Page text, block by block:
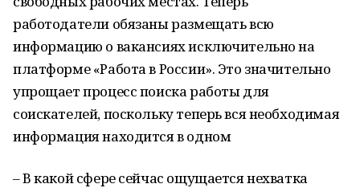
работодатели обязаны размещать всю
информацию о вакансиях исключительно на
платформе «Работа в России». Это значительно
упрощает процесс поиска работы для
соискателей, поскольку теперь вся необходимая
информация находится в одном
– В какой сфере сейчас ощущается нехватка